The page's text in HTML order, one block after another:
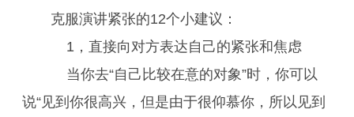
克服演讲紧张的12个小建议：
1，直接向对方表达自己的紧张和焦虑
当你去“自己比较在意的对象”时，你可以
说“见到你很高兴，但是由于很仰慕你，所以见到